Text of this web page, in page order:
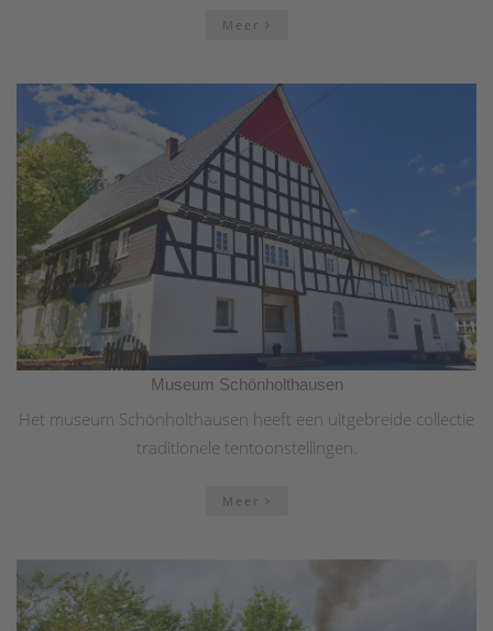
Meer
Museum Schönholthausen
Het museum Schönholthausen heeft een uitgebreide collectie
traditionele tentoonstellingen.
Meer